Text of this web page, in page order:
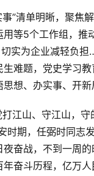
”清单明晰，聚焦
用等5个工作组，推
切实为企业减轻负
难题，党史学习
想、办实事、开新
江山、守江山，
时期，任弼时同
奋战，不到一周
奋斗历程，亿万